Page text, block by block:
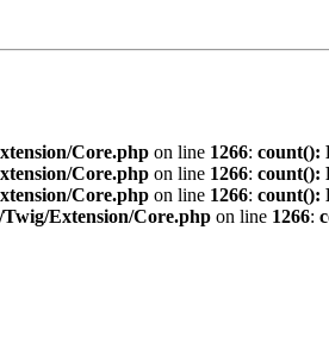
Core.php on line 1266: count():
Core.php on line 1266: count():
Core.php on line 1266: count():
Extension/Core.php on line 1266: